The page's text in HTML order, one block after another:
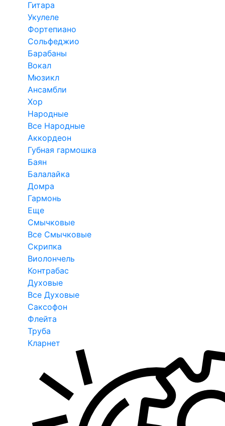
Гитара
Укулеле
Фортепиано
Сольфеджио
Барабаны
Вокал
Мюзикл
Ансамбли
Хор
Народные
Все Народные
Аккордеон
Губная гармошка
Баян
Балалайка
Домра
Гармонь
Еще
Смычковые
Все Смычковые
Скрипка
Виолончель
Контрабас
Духовые
Все Духовые
Саксофон
Флейта
Труба
Кларнет